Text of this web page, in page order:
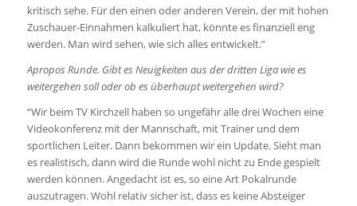
kritisch sehe. Für den einen oder anderen Verein, der mit hohen
Zuschauer-Einnahmen kalkuliert hat, könnte es finanziell eng
werden. Man wird sehen, wie sich alles entwickelt.”
Apropos Runde. Gibt es Neuigkeiten aus der dritten Liga wie es
weitergehen soll oder ob es überhaupt weitergehen wird?
“Wir beim TV Kirchzell haben so ungefähr alle drei Wochen eine
Videokonferenz mit der Mannschaft, mit Trainer und dem
sportlichen Leiter. Dann bekommen wir ein Update. Sieht man
es realistisch, dann wird die Runde wohl nicht zu Ende gespielt
werden können. Angedacht ist es, so eine Art Pokalrunde
auszutragen. Wohl relativ sicher ist, dass es keine Absteiger